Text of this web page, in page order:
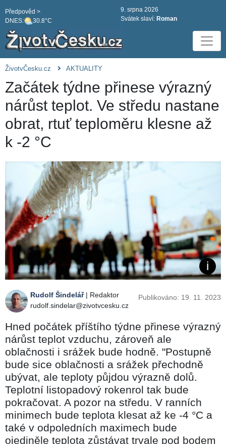
DNES: 30.8°C
Předpověd >
9. srpna 2026
Svátek slaví: Roman
ŽivotvČesku.cz AKTUALITY
Začátek týdne přinese výrazný
nárůst teplot. Ve středu nastane
obrat, rtuť teploměru klesne až
k -2 °C
Rudolf Šindelář| Redaktor
rudolf.sindelar@zivotvcesku.cz
Publikováno: 19. 11. 2023
Hned počátek příštího týdne přinese výrazný
nárůst teplot vzduchu, zároveň ale
oblačnosti i srážek bude hodně. "Postupně
bude sice oblačnosti a srážek přechodně
ubývat, ale teploty půjdou výrazně dolů.
Teplotní listopadový rokenrol tak bude
pokračovat. A pozor na středu. V ranních
minimech bude teplota klesat až ke -4 °C a
také v odpoledních maximech bude
ojediněle teplota zůstávat trvale pod bodem